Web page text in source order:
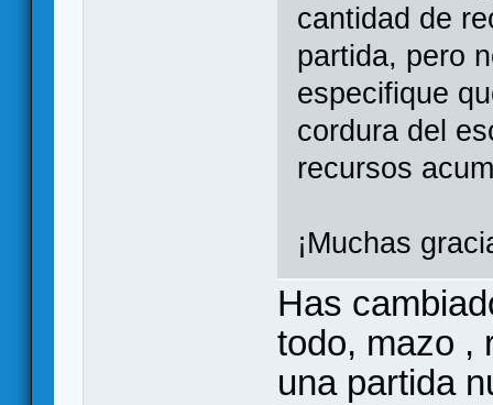
cantidad de
partida, pero
especifique
cordura del
recursos
¡Muchas
Has
todo, mazo ,
una partida